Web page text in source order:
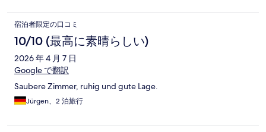
宿泊者限定の口コミ
10/10 (最高に素晴らしい)
2026 年 4 月 7 日
Google で翻訳
Saubere Zimmer, ruhig und gute Lage.
Jürgen、2 泊旅行